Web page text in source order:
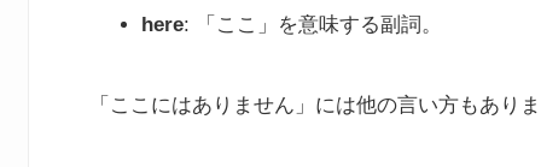
here: 「ここ」を意味する副詞。
「ここにはありません」には他の言い方もあり